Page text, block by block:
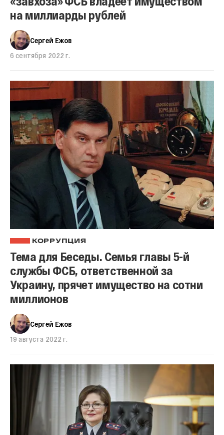
на миллиарды рублей
Сергей Ежов
6 сентября 2022 г.
КОРРУПЦИЯ
Тема для Беседы. Семья главы 5-й
службы ФСБ, ответственной за
Украину, прячет имущество на сотни
миллионов
Сергей Ежов
19 августа 2022 г.